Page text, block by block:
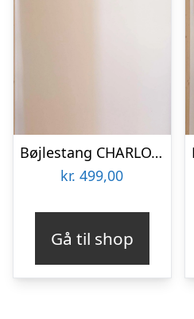
Bøjlestang CHARLOTTE sølv
kr. 499,00
Gå til shop